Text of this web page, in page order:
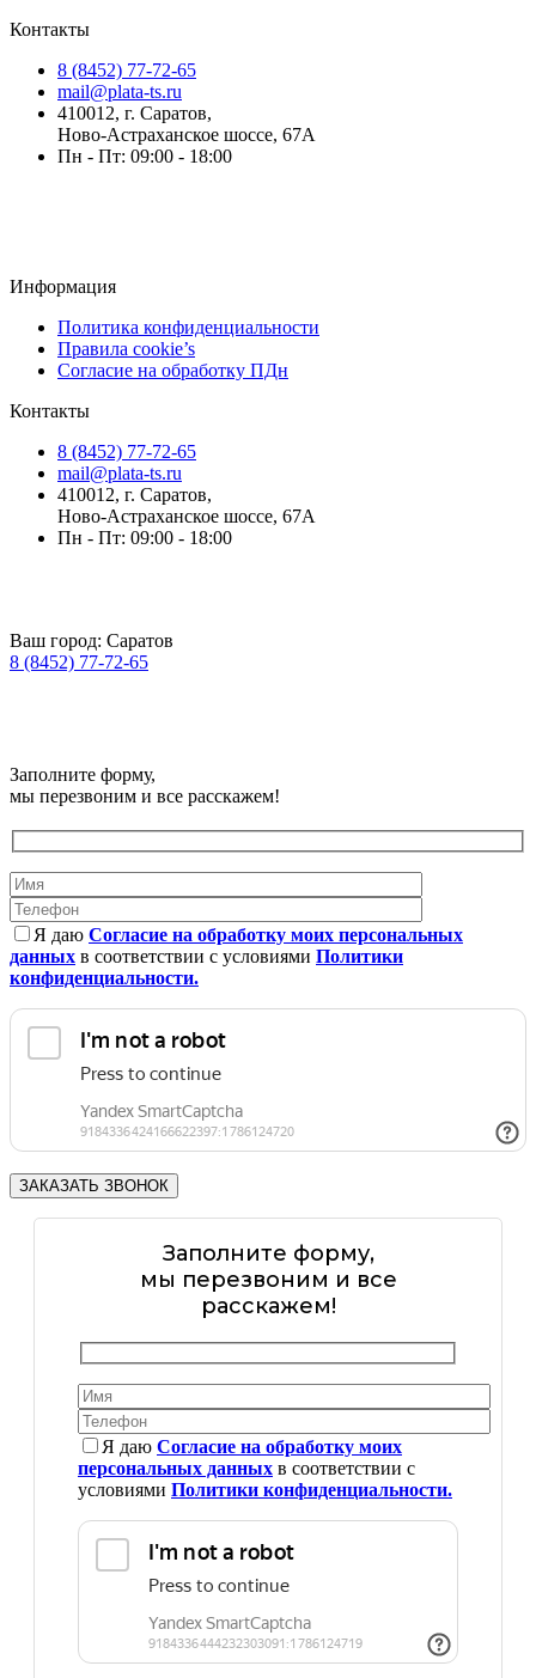
Контакты
8 (8452) 77-72-65
mail@plata-ts.ru
410012, г. Саратов,
Ново-Астраханское шоссе, 67А
Пн - Пт: 09:00 - 18:00
Информация
Политика конфиденциальности
Правила cookie’s
Согласие на обработку ПДн
Контакты
8 (8452) 77-72-65
mail@plata-ts.ru
410012, г. Саратов,
Ново-Астраханское шоссе, 67А
Пн - Пт: 09:00 - 18:00
Ваш город: Саратов
8 (8452) 77-72-65
Заполните форму,
мы перезвоним и все расскажем!
Я даю Согласие на обработку моих персональных
данных в соответствии с условиями Политики
конфиденциальности.
Заполните форму,
мы перезвоним и все
расскажем!
Я даю Согласие на обработку моих
персональных данных в соответствии с
условиями Политики конфиденциальности.